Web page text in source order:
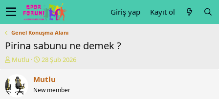
Giriş yap Kayıt ol
Genel Konuşma Alanı
Pirina sabunu ne demek ?
K
Mutlu
B
ş
a
28 Şub 2026
Mutlu
New member